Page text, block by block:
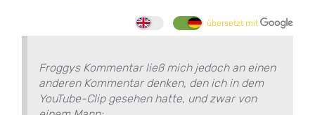
übersetzt mit
Froggys Kommentar ließ mich jedoch an einen
anderen Kommentar denken, den ich in dem
YouTube-Clip gesehen hatte, und zwar von